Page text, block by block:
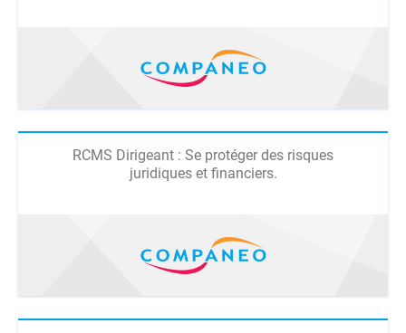
RCMS Dirigeant : Se protéger des risques
juridiques et financiers.